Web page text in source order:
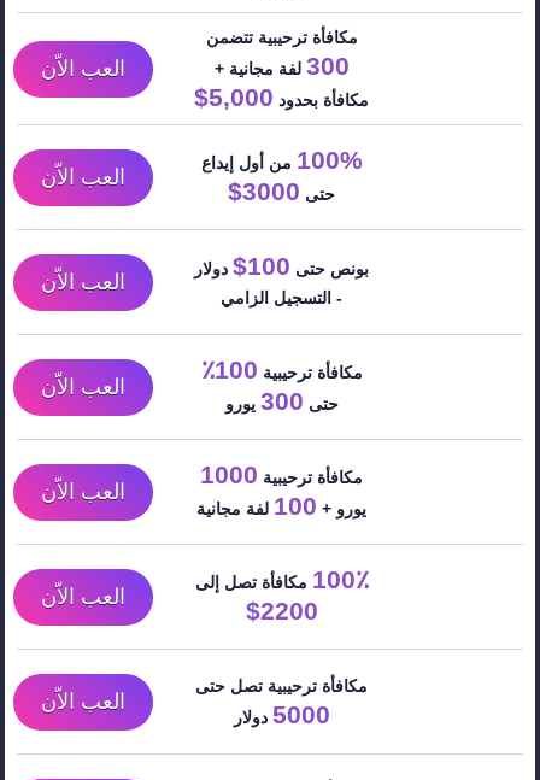
مكافأة ترحيبية تتضمن
300لفة مجانية +
مكافأة بحدود 5,000$
العب الاّن
100% من أول إيداع
حتى 3000$ العب الاّن
بونص حتى 100$
دولار
- التسجيل الزامي
العب الاّن
مكافأة ترحيبية 100٪
حتى 300يورو
العب الاّن
مكافأة ترحيبية 1000
يورو + 100 لفة مجانية
العب الاّن
100٪ مكافأة تصل إلى
2200$ العب الاّن
مكافأة ترحيبية تصل حتى
5000دولار
العب الاّن